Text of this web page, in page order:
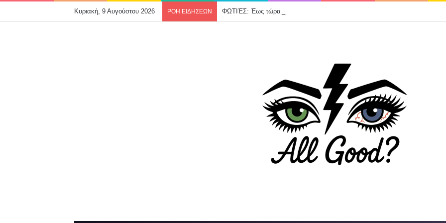
Κυριακή, 9 Αυγούστου 2026 ΡΟΗ ΕΙΔΗΣΕΩΝ ΦΩΤΙΈΣ: Έως τώρα 325 ΑΥΤΟΨΙΕΣ – 118 ΣΠΙΤΙΑ «ΚΟΚΚΙΝΑ»